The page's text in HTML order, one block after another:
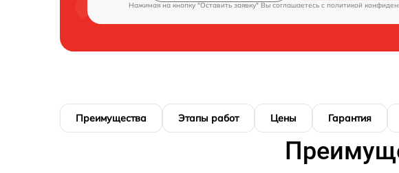
Нажимая на кнопку "Оставить заявку" Вы соглашаетесь c политикой
Преимущества Этапы работ Цены Гарантия